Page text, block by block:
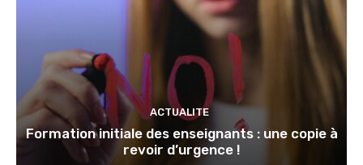
ACTUALITE
Formation initiale des enseignants : une copie à
revoir d’urgence !